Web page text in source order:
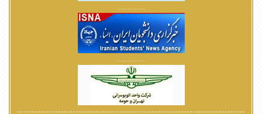
................
................